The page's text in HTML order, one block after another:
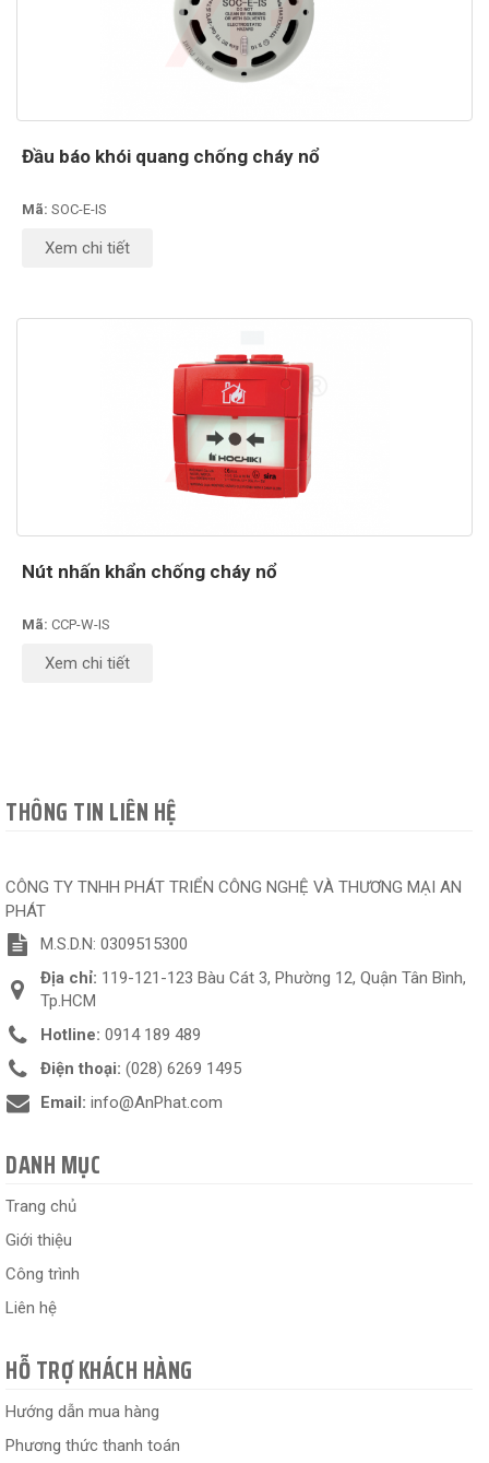
Đầu báo khói quang chống cháy nổ
Mã: SOC-E-IS
Xem chi tiết
Nút nhấn khẩn chống cháy nổ
Mã: CCP-W-IS
Xem chi tiết
THÔNG TIN LIÊN HỆ
CÔNG TY TNHH PHÁT TRIỂN CÔNG NGHỆ VÀ THƯƠNG MẠI AN
PHÁT
M.S.D.N: 0309515300
Địa chỉ: 119-121-123 Bàu Cát 3, Phường 12, Quận Tân Bình,
Tp.HCM
Hotline: 0914 189 489
Điện thoại: (028) 6269 1495
Email: info@AnPhat.com
DANH MỤC
Trang chủ
Giới thiệu
Công trình
Liên hệ
HỖ TRỢ KHÁCH HÀNG
Hướng dẫn mua hàng
Phương thức thanh toán